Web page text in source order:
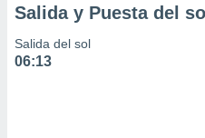
Salida y Puesta del sol
Salida del sol
06:13